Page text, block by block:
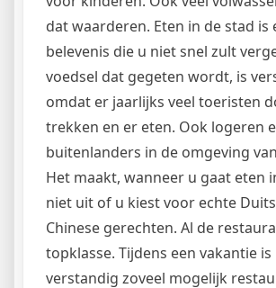
dat waarderen. Eten in de stad is
belevenis die u niet snel zult
voedsel dat gegeten wordt, is
omdat er jaarlijks veel toeristen
trekken en er eten. Ook logeren
buitenlanders in de omgeving
Het maakt, wanneer u gaat eten
niet uit of u kiest voor echte
Chinese gerechten. Al de
topklasse. Tijdens een vakantie is
verstandig zoveel mogelijk